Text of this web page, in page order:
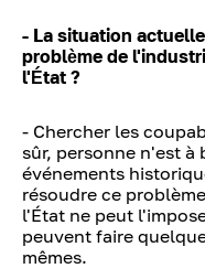
- La situation
problème de
l'État ?
- Chercher les
sûr, personne n'est
événements
résoudre ce
l'État ne peut
peuvent faire
mêmes.